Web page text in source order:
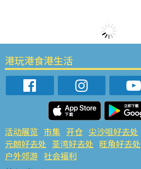
港玩港食港生活
活动展览 市集 开仓 尖沙咀好去处
元朗好去处 荃湾好去处 旺角好去处
户外郊游 社会福利